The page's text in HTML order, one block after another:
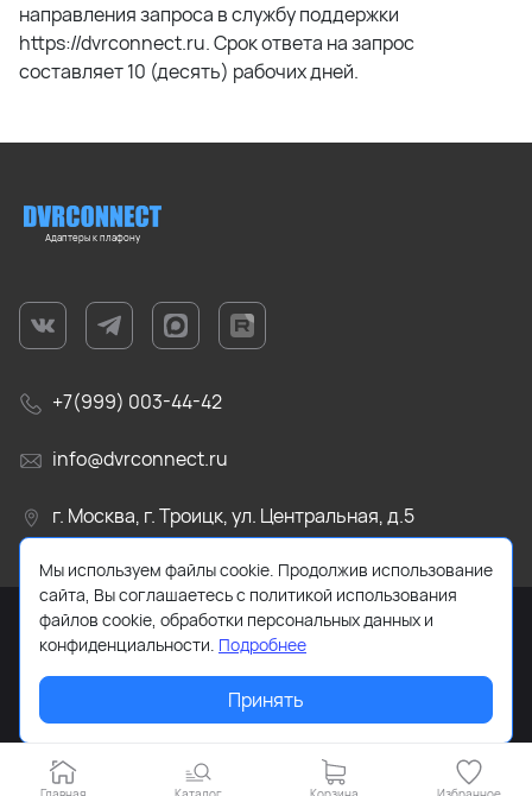
направления запроса в службу поддержки
https://dvrconnect.ru. Срок ответа на запрос
составляет 10 (десять) рабочих дней.
Адаптеры к плафону
+7(999) 003-44-42
info@dvrconnect.ru
г. Москва, г. Троицк, ул. Центральная, д.5
2019 - 2026 © Все права защищены. ИП Дворников А.Ю.
ИНН 621723001430. ОГРНИП 321623400033055.
Мы используем файлы cookie. Продолжив использование
сайта, Вы соглашаетесь с политикой использования
файлов cookie, обработки персональных данных и
конфиденциальности. Подробнее
Принять